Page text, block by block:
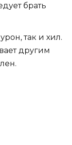
брать
так и хил.
другим